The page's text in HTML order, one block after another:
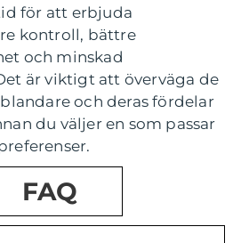
för att erbjuda
kontroll, bättre
och minskad
är viktigt att överväga de
och deras fördelar
du väljer en som passar
FAQ